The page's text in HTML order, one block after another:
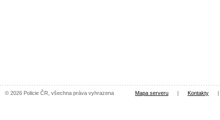
© 2026 Policie ČR, všechna práva vyhrazena Mapa serveru | Kontakty |